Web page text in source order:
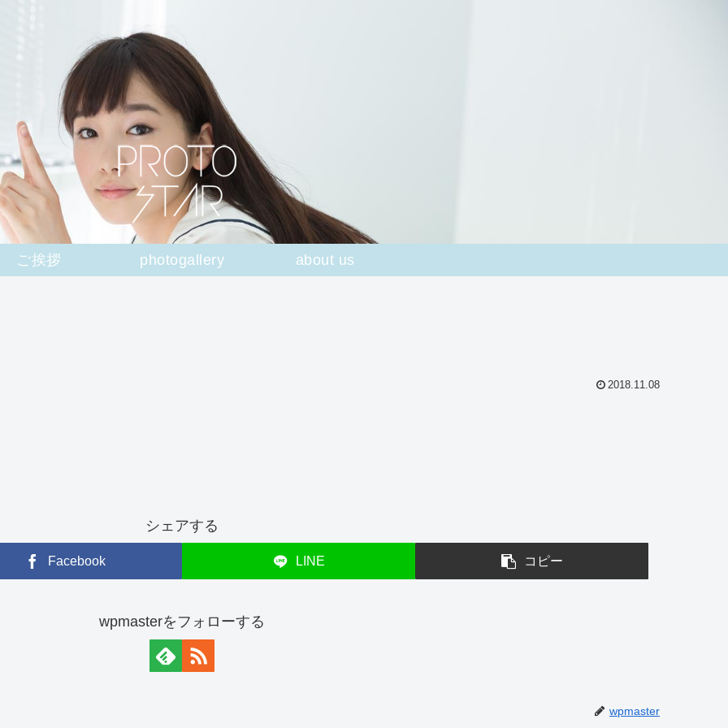
ご挨拶 photogallery about us
2018.11.08
シェアする
Facebook LINE コピー
wpmasterをフォローする
wpmaster